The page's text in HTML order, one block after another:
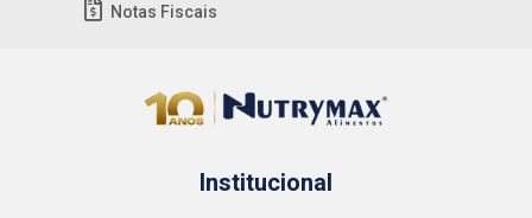
Notas Fiscais
Institucional